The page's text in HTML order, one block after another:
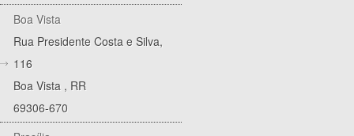
Boa Vista
Rua Presidente Costa e Silva,
116
Boa Vista , RR
69306-670